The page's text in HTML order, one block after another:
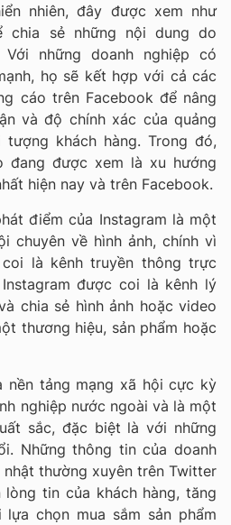
nhiên, đây được xem như
chia sẻ những nội dung do
những doanh nghiệp có
họ sẽ kết hợp với cả các
cáo trên Facebook để nâng
và độ chính xác của quảng
khách hàng. Trong đó,
đang được xem là xu hướng
hiện nay và trên Facebook.
điểm của Instagram là một
chuyên về hình ảnh, chính vì
là kênh truyền thông trực
được coi là kênh lý
chia sẻ hình ảnh hoặc video
thương hiệu, sản phẩm hoặc
nền tảng mạng xã hội cực kỳ
nghiệp nước ngoài và là một
sắc, đặc biệt là với những
Những thông tin của doanh
thường xuyên trên Twitter
tin của khách hàng, tăng
chọn mua sắm sản phẩm